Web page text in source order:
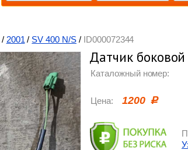
/ 2001 / SV 400 N/S / ID000072344
Датчик
Каталожный номер:
Цена: 1200